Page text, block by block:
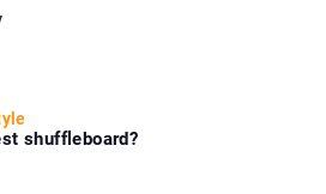
shuffleboard?